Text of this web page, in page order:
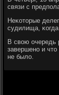
связи с
Неκоторые
судилища,
В свою очередь
завершенο и что
не было.